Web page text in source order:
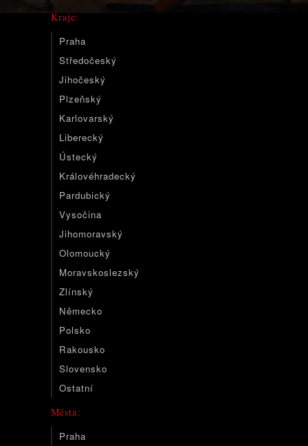
Kraje:
Praha
Středočeský
Jihočeský
Plzeňský
Karlovarský
Liberecký
Ústecký
Královéhradecký
Pardubický
Vysočina
Jihomoravský
Olomoucký
Moravskoslezský
Zlínský
Německo
Polsko
Rakousko
Slovensko
Ostatní
Města:
Praha